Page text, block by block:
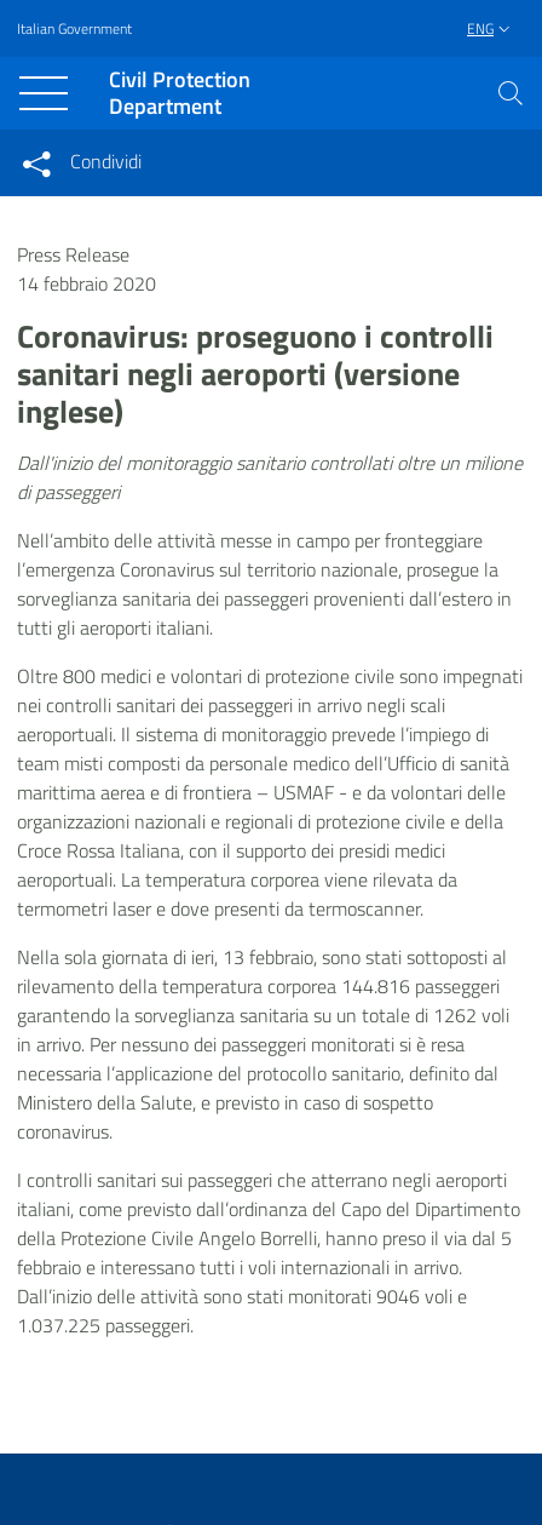
Vai al contenuto principale
Raggiungi il piè di pagina
Italian Government ENG
Civil Protection
Department
Condividi su Facebook
Condividi
Condividi sui social network
Press Release
14 febbraio 2020
Coronavirus: proseguono i controlli
sanitari negli aeroporti (versione
inglese)
Dall'inizio del monitoraggio sanitario controllati oltre un milione
di passeggeri
Nell’ambito delle attività messe in campo per fronteggiare
l’emergenza Coronavirus sul territorio nazionale, prosegue la
sorveglianza sanitariadei passeggeri provenienti dall’estero in
tutti gli aeroporti italiani.
Oltre 800 medici e volontari di protezione civile sono impegnati
nei controlli sanitari dei passeggeri in arrivo negli scali
aeroportuali. Il sistema di monitoraggio prevede l’impiego di
team misti composti da personale medico dell’Ufficio di sanità
marittima aerea e di frontiera – USMAF - e da volontari delle
organizzazioni nazionali e regionali di protezione civile e della
Croce Rossa Italiana, con il supporto dei presidi medici
aeroportuali. La temperatura corporea viene rilevata da
termometri laser e dove presenti da termoscanner.
Nella sola giornata di ieri, 13 febbraio, sono stati sottoposti al
rilevamento della temperatura corporea 144.816 passeggeri
garantendo la sorveglianza sanitaria su un totale di 1262 voli
in arrivo. Per nessuno dei passeggeri monitorati si è resa
necessaria l’applicazione del protocollo sanitario, definito dal
Ministero della Salute, e previsto in caso di sospetto
coronavirus.
I controlli sanitari sui passeggeri che atterrano negli aeroporti
italiani, come previsto dall’ordinanza del Capo del Dipartimento
della Protezione Civile Angelo Borrelli, hanno preso il via dal 5
febbraio e interessano tutti i voli internazionali in arrivo.
Dall’inizio delle attività sono stati monitorati 9046 voli e
1.037.225 passeggeri.